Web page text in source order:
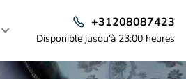
+31208087423
Disponible jusqu'à 23:00 heures